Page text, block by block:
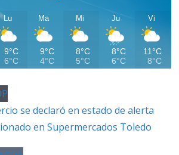
Lu
9°C
6°C
Ma
9°C
4°C
Mi
8°C
5°C
Ju
8°C
6°C
Vi
11°C
8°C
se declaró en estado de alerta
en Supermercados Toledo